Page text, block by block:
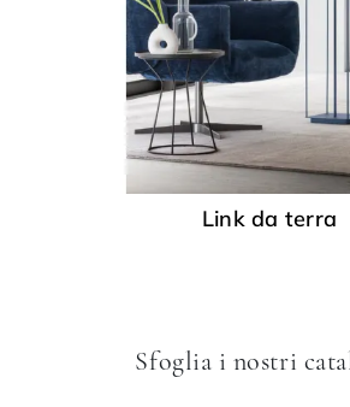
Link da terra
Sfoglia i nostri